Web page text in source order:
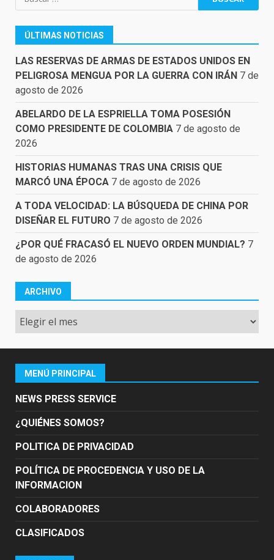
ÚLTIMAS NOTICIAS
LAS RESERVAS DE ARMAS DE ESTADOS UNIDOS EN
PELIGROSA MENGUA POR LA GUERRA CON IRÁN 7 de
agosto de 2026
ABELARDO DE LA ESPRIELLA TOMA POSESIÓN
COMO PRESIDENTE DE COLOMBIA 7 de agosto de
2026
HISTORIAS HUMANAS TRAS UNA CRISIS QUE
MARCÓ UNA ÉPOCA 7 de agosto de 2026
A TODA VELOCIDAD: LA BÚSQUEDA DE CHINA POR
DISEÑAR EL FUTURO 7 de agosto de 2026
¿POR QUÉ FRACASÓ EL NUEVO ORDEN MUNDIAL? 7
de agosto de 2026
ARCHIVO
Archivo
MENÚ PRINCIPAL
NEWS PRESS SERVICE
¿QUIÉNES SOMOS?
POLITICA DE PRIVACIDAD
POLÍTICA DE PROCEDENCIA Y USO DE LA
INFORMACION
COLABORADORES
CLASIFICADOS